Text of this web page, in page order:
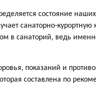
состояние
санаторно-курортную
в санаторий, ведь
показаний и
составлена по